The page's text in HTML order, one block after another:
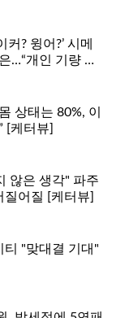
커? 윙어?’ 시메
…“개인 기량 극
상태는 80%, 이
[케터뷰]
않은 생각" 파주
질어질 [케터뷰]
티 "맞대결 기대"